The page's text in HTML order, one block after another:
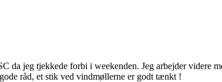
jeg tjekkede forbi i weekenden. Jeg arbejder videre
råd, et stik ved vindmøllerne er godt tænkt !